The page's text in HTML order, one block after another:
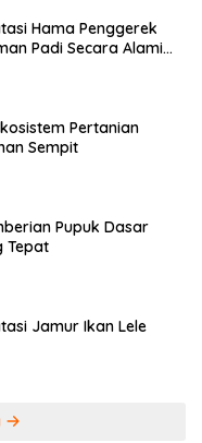
Hama Penggerek
Padi Secara Alami
Pertanian
Sempit
Pupuk Dasar
Tepat
Jamur Ikan Lele